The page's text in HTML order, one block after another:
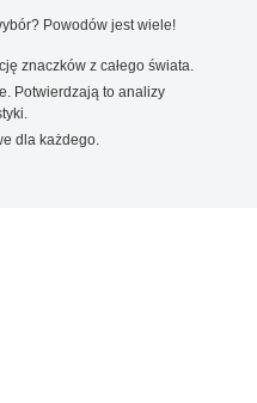
Powodów jest wiele!
znaczków z całego świata.
Potwierdzają to analizy
dla każdego.